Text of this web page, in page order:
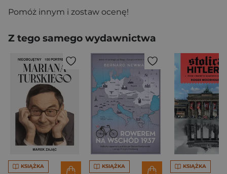
Pomóż innym i zostaw ocenę!
Z tego samego wydawnictwa
KSIĄŻKA KSIĄŻKA KSIĄŻKA